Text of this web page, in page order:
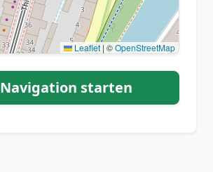
Leaflet | ©OpenStreetMap
Navigation starten